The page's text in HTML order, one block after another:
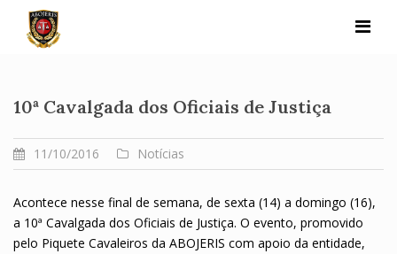
content
10ª Cavalgada dos Oficiais de Justiça
11/10/2016 Notícias
Acontece nesse final de semana, de sexta (14) a domingo (16),
a 10ª Cavalgada dos Oficiais de Justiça. O evento, promovido
pelo Piquete Cavaleiros da ABOJERIS com apoio da entidade,